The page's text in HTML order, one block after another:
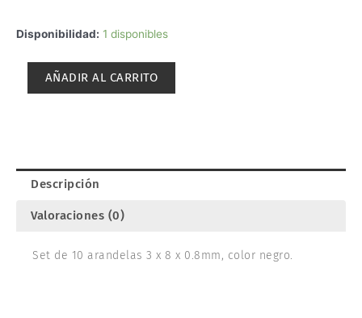
Disponibilidad: 1 disponibles
ARANDELAS
AÑADIR AL CARRITO
Descripción
Valoraciones (0)
Set de 10 arandelas 3 x 8 x 0.8mm, color negro.